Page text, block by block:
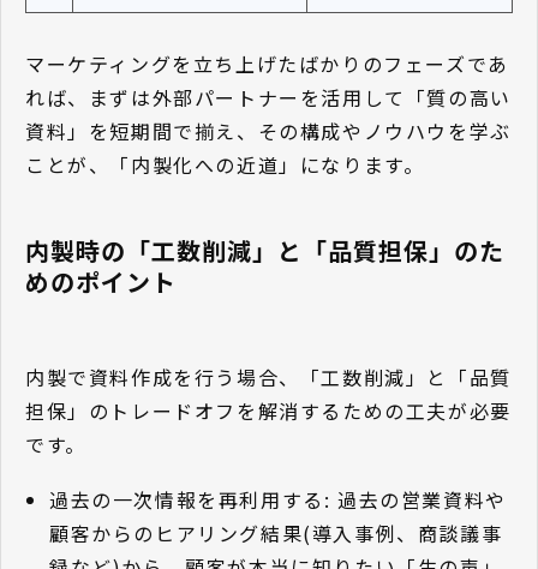
マーケティングを立ち上げたばかりのフェーズであ
れば、まずは外部パートナーを活用して「質の高い
資料」を短期間で揃え、その構成やノウハウを学ぶ
ことが、「内製化への近道」になります。
内製時の「工数削減」と「品質担保」のた
めのポイント
内製で資料作成を行う場合、「工数削減」と「品質
担保」のトレードオフを解消するための工夫が必要
です。
過去の一次情報を再利用する: 過去の営業資料や
顧客からのヒアリング結果(導入事例、商談議事